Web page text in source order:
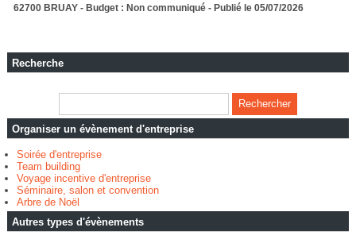
62700 BRUAY - Budget : Non communiqué - Publié le 05/07/2026
Recherche
Organiser un évènement d'entreprise
Soirée d'entreprise
Team building
Voyage incentive d'entreprise
Séminaire, salon et convention
Arbre de Noël
Autres types d'évènements